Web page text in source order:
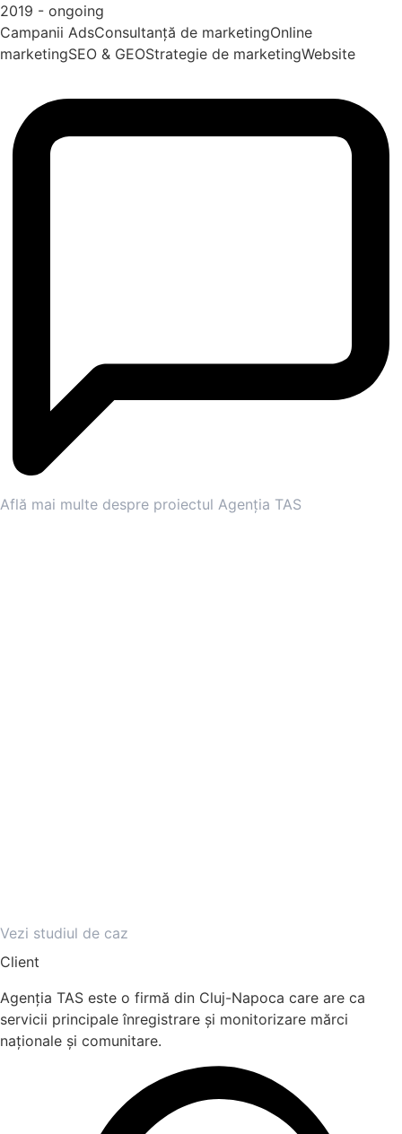
2019 - ongoing
Campanii AdsConsultanță de marketingOnline
marketingSEO & GEOStrategie de marketingWebsite
Află mai multe despre proiectul Agenția TAS
Vezi studiul de caz
Client
Agenția TAS este o firmă din Cluj-Napoca care are ca
servicii principale înregistrare și monitorizare mărci
naționale și comunitare.